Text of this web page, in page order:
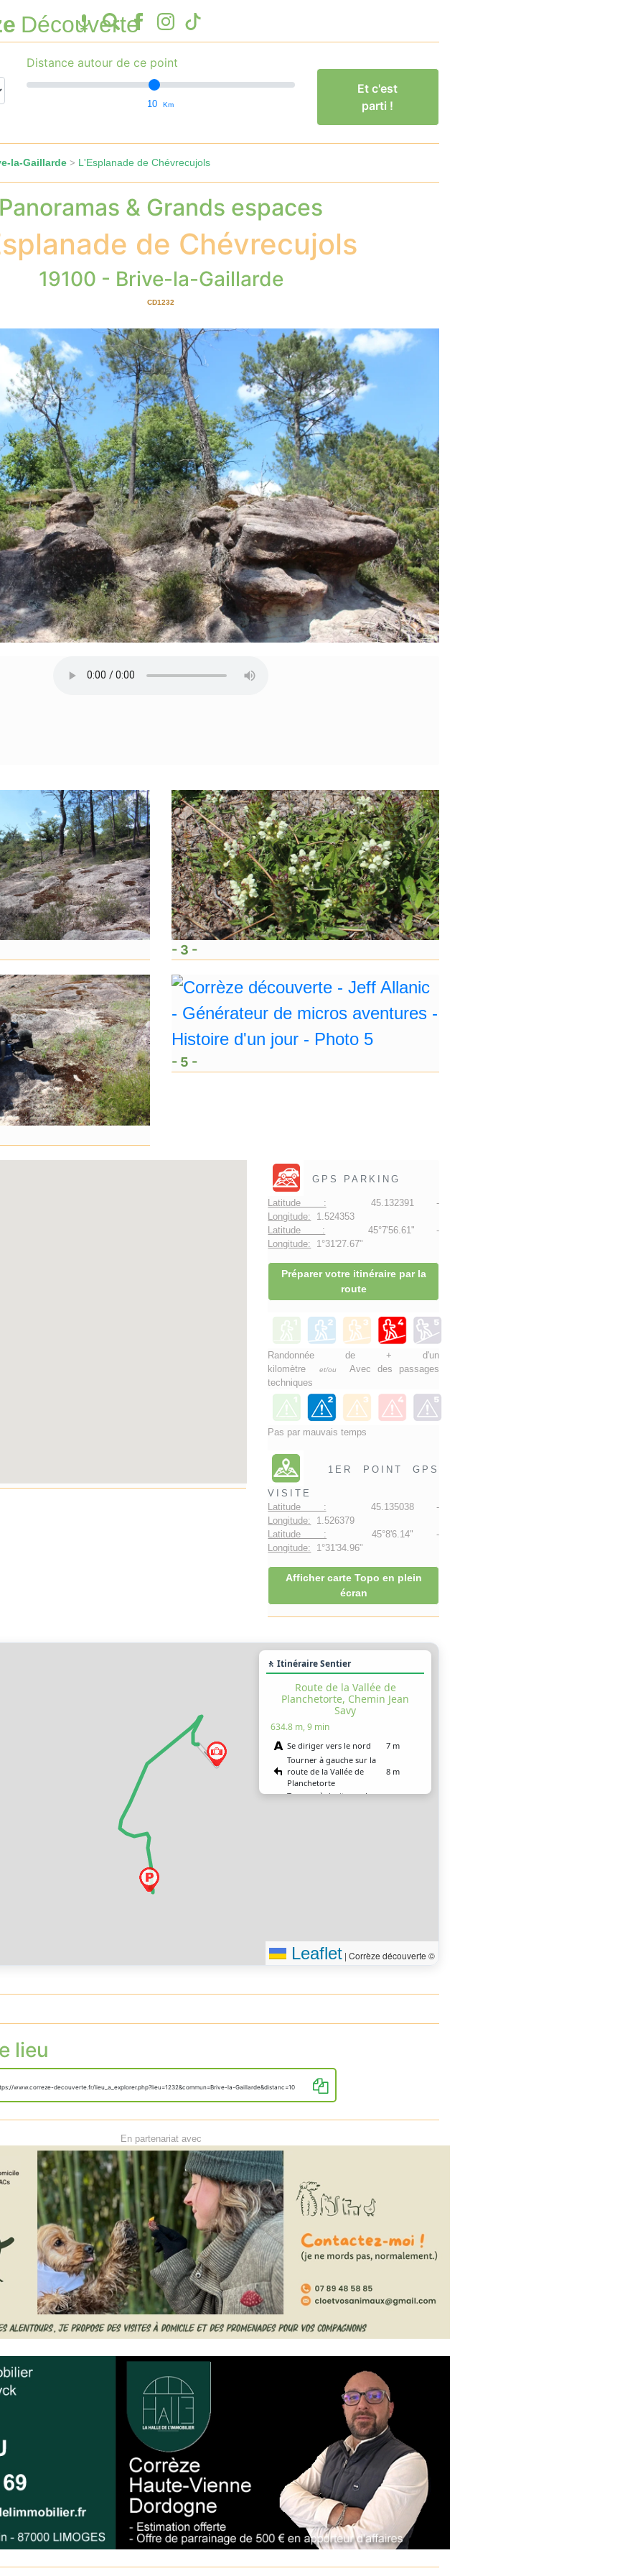
Découverte
Distance autour de ce point
10 Km
Et c'est
parti !
la-Gaillarde> L'Esplanade de Chévrecujols
& Grands espaces
de Chévrecujols
19100 - Brive-la-Gaillarde
CD1232
- 3 -
- 5 -
GPS PARKING
Latitude : 45.132391 -
Longitude: 1.524353
Latitude : 45°7'56.61" -
Longitude: 1°31'27.67"
Préparer votre itinéraire par la
route
Randonnée de + d'un
kilomètre
et/ouAvec des passages
techniques
Pas par mauvais temps
1ER POINT GPS
VISITE
Latitude : 45.135038 -
Longitude: 1.526379
Latitude : 45°8'6.14" -
Longitude: 1°31'34.96"
Afficher carte Topo en plein
écran
🚶 Itinéraire Sentier
Route de la Vallée de
Planchetorte, Chemin Jean
Savy
634.8 m, 9 min
Se diriger vers le nord
7 m
Tourner à gauche sur la
route de la Vallée de
Planchetorte
8 m
Tourner à droite sur le
Leaflet | Corrèze découverte ©
lieu
www.correze-decouverte.fr/lieu_a_explorer.php?lieu=1232&commun=Brive-la-Gaillarde&distanc=10
En partenariat avec